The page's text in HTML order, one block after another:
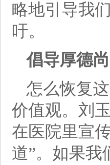
略地引导我
吁。
倡导厚德
怎么恢复
价值观。刘
在医院里宣
道”。如果我